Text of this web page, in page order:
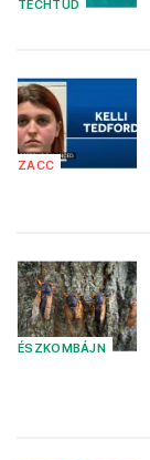
TECHTUD
ZACC
ÉSZKOMBÁJN